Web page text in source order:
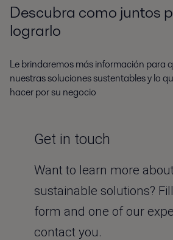
Descubra como juntos
lograrlo
Le brindaremos más información para
nuestras soluciones sustentables y lo
hacer por su negocio
Get in touch
Want to learn more
sustainable solutions?
form and one of our
contact you.